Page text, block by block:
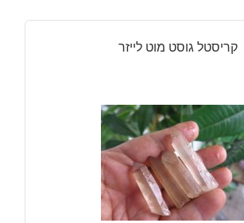
קריסטל גוסט מוט לייזר